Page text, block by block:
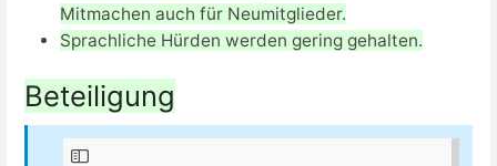
Mitmachen auch für Neumitglieder.
Sprachliche Hürden werden gering gehalten.
Beteiligung